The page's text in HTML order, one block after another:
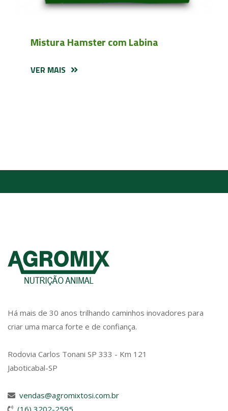
Mistura Hamster com Labina
VER MAIS
Há mais de 30 anos trilhando caminhos inovadores para
criar uma marca forte e de confiança.
Rodovia Carlos Tonani SP 333 - Km 121
Jaboticabal-SP
vendas@agromixtosi.com.br
(16) 3202-2595